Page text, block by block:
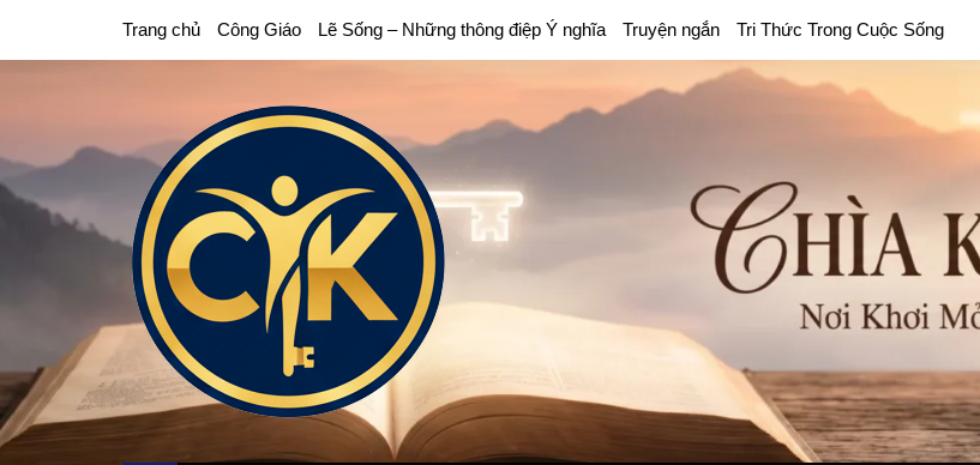
Trang chủ Công Giáo Lẽ Sống – Những thông điệp Ý nghĩa Truyện ngắn Tri Thức Trong Cuộc Sống